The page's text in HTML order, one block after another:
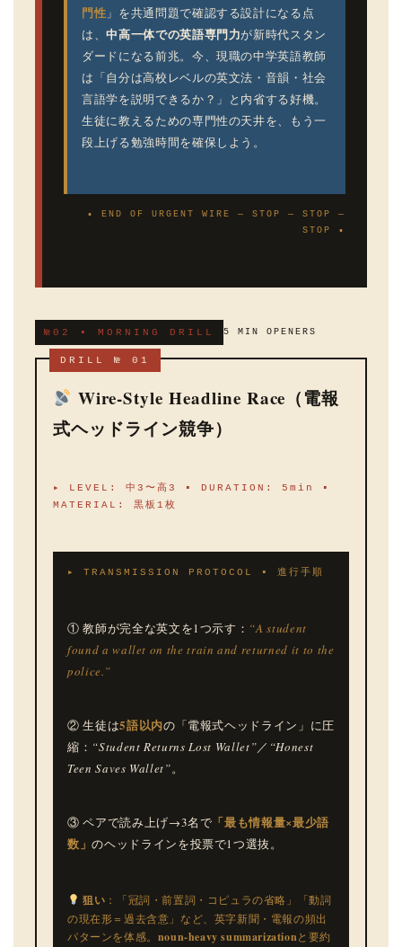
門性 」を共通問題で確認する設計になる点
は、中高一体での英語専門力が新時代スタン
ダードになる前兆。今、現職の中学英語教師
は「自分は高校レベルの英文法・音韻・社会
言語学を説明できるか？」と内省する好機。
生徒に教えるための専門性の天井を、もう一
段上げる勉強時間を確保しよう。
▪ END OF URGENT WIRE — STOP — STOP —
STOP ▪
№02 ▪ MORNING DRILL 5 MIN OPENERS
DRILL № 01
Wire-Style Headline Race（電報
式ヘッドライン競争）
▸ LEVEL: 中3〜高3 ▪ DURATION: 5min ▪
MATERIAL: 黒板1枚
▸ TRANSMISSION PROTOCOL ▪ 進行手順
① 教師が完全な英文を1つ示す： “A student
found a wallet on the train and returned it to the
police.”
② 生徒は5語以内の「電報式ヘッドライン」に圧
縮： “Student Returns Lost Wallet”／ “Honest
Teen Saves Wallet”。
③ ペアで読み上げ→3名で 「最も情報量×最少語
数」のヘッドラインを投票で1つ選抜。
狙い ：「冠詞・前置詞・コピュラの省略」「動詞
の現在形＝過去含意」など、英字新聞・電報の頻出
パターンを体感。 noun-heavy summarizationと要約